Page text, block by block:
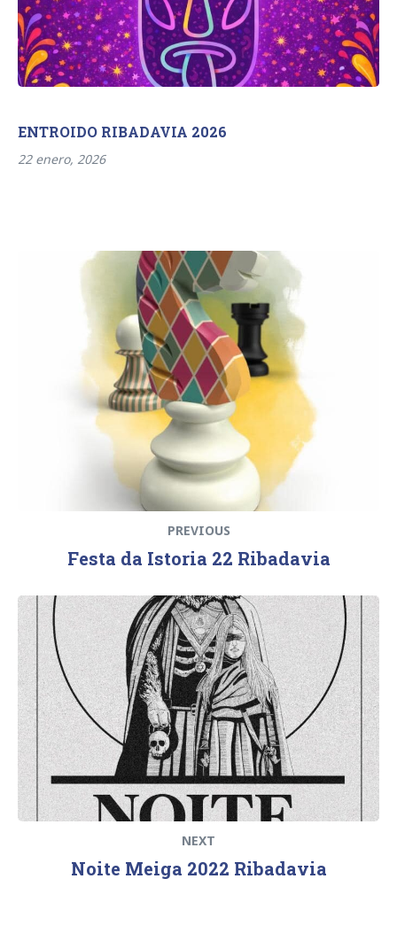
ENTROIDO RIBADAVIA 2026
22 enero, 2026
Navegación
entradas
Previous
post:
PREVIOUS
Festa da Istoria 22 Ribadavia
Next
post:
NEXT
Noite Meiga 2022 Ribadavia